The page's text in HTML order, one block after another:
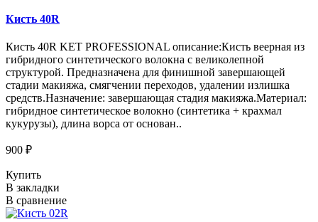
Кисть 40R
Кисть 40R KET PROFESSIONAL описание:Кисть веерная из
гибридного синтетического волокна с великолепной
структурой. Предназначена для финишной завершающей
стадии макияжа, смягчении переходов, удалении излишка
средств.Назначение: завершающая стадия макияжа.Материал:
гибридное синтетическое волокно (синтетика + крахмал
кукурузы), длина ворса от основан..
900 ₽
Купить
В закладки
В сравнение